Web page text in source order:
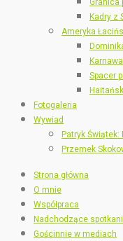
Kadry z
Ameryka
Spacer
Fotogaleria
Wywiad
Patryk
Przemek
Strona główna
O mnie
Współpraca
Nadchodzące
Gościnnie w mediach